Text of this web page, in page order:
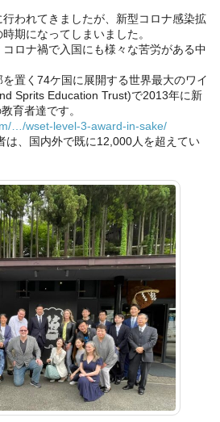
われてきましたが、新型コロナ感染拡
期になってしまいました。
ロナ禍で入国にも様々な苦労がある中
置く74ケ国に展開する世界最大のワイ
Sprits Education Trust)で2013年に新
育者達です。
…/wset-level-3-award-in-sake/
は、国内外で既に12,000人を超えてい